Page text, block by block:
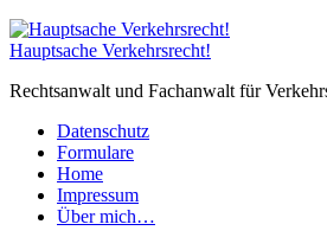
Hauptsache Verkehrsrecht!
Rechtsanwalt und Fachanwalt für
Datenschutz
Formulare
Home
Impressum
Über mich…